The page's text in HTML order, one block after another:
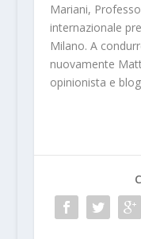
Mariani,
internazionale
Milano. A
nuovamente
opinionista e